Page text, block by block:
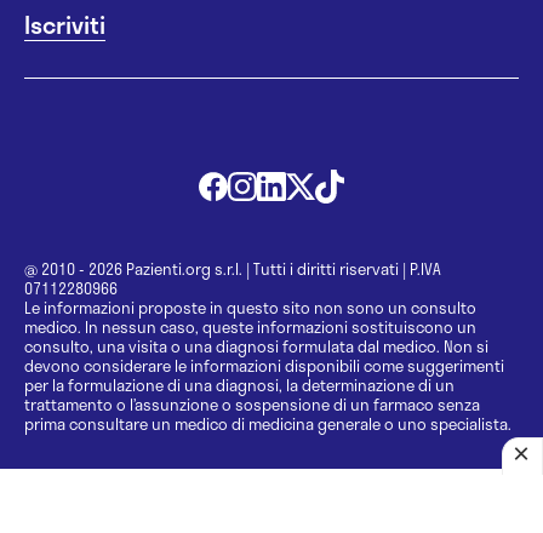
@ 2010 - 2026 Pazienti.org s.r.l. | Tutti i diritti riservati | P.IVA
07112280966
Le informazioni proposte in questo sito non sono un consulto
medico. In nessun caso, queste informazioni sostituiscono un
consulto, una visita o una diagnosi formulata dal medico. Non si
devono considerare le informazioni disponibili come suggerimenti
per la formulazione di una diagnosi, la determinazione di un
trattamento o l’assunzione o sospensione di un farmaco senza
prima consultare un medico di medicina generale o uno specialista.